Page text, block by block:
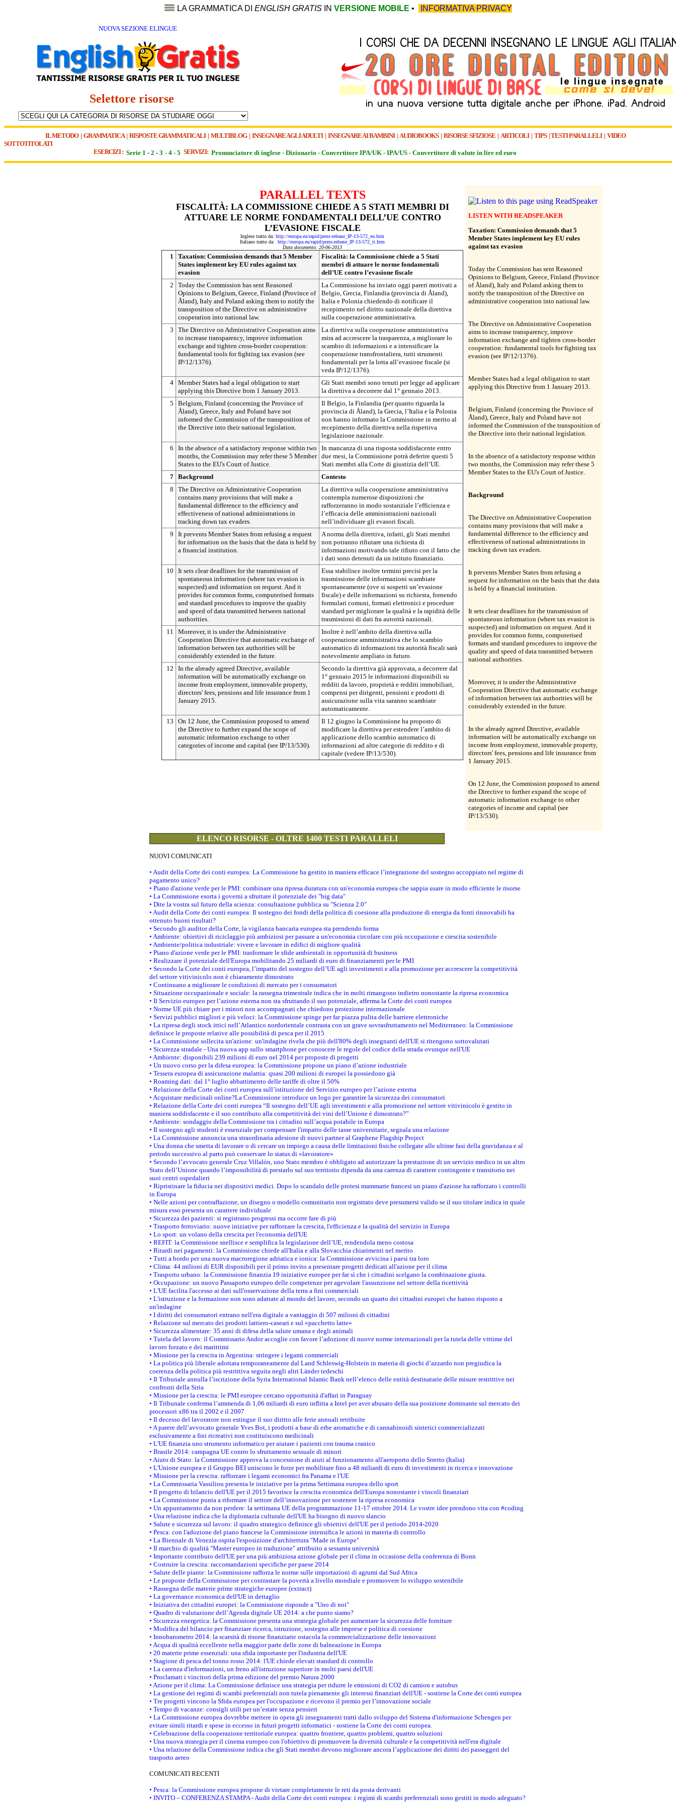
LA GRAMMATICA DI ENGLISH GRATIS IN VERSIONE MOBILE • INFORMATIVA PRIVACY
NUOVA SEZIONE ELINGUE
Selettore risorse
IL METODO| GRAMMATICA| RISPOSTE GRAMMATICALI| MULTIBLOG| INSEGNARE AGLI ADULTI | INSEGNARE AI BAMBINI| AUDIOBOOKS| RISORSE SFIZIOSE | ARTICOLI| TIPS|TESTI PARALLELI| VIDEO
SOTTOTITOLATI
ESERCIZI : Serie 1 - 2 - 3 - 4 - 5 SERVIZI: Pronunciatore di inglese - Dizionario - Convertitore IPA/UK - IPA/US - Convertitore di valute in lire ed euro
PARALLEL TEXTS
FISCALITÀ: LA COMMISSIONE CHIEDE A 5 STATI MEMBRI DI
ATTUARE LE NORME FONDAMENTALI DELL’UE CONTRO
L’EVASIONE FISCALE
Inglese tratto da: http://europa.eu/rapid/press-release_IP-13-572_en.htm
Italiano tratto da: http://europa.eu/rapid/press-release_IP-13-572_it.htm
Data documento: 20-06-2013
1
Taxation: Commission demands that 5 Member
States implement key EU rules against tax
evasion
Fiscalità: la Commissione chiede a 5 Stati
membri di attuare le norme fondamentali
dell’UE contro l’evasione fiscale
2
Today the Commission has sent Reasoned
Opinions to Belgium, Greece, Finland (Province of
Åland), Italy and Poland asking them to notify the
transposition of the Directive on administrative
cooperation into national law.
La Commissione ha inviato oggi pareri motivati a
Belgio, Grecia, Finlandia (provincia di Åland),
Italia e Polonia chiedendo di notificare il
recepimento nel diritto nazionale della direttiva
sulla cooperazione amministrativa.
3
The Directive on Administrative Cooperation aims
to increase transparency, improve information
exchange and tighten cross-border cooperation:
fundamental tools for fighting tax evasion (see
IP/12/1376).
La direttiva sulla cooperazione amministrativa
mira ad accrescere la trasparenza, a migliorare lo
scambio di informazioni e a intensificare la
cooperazione transfrontaliera, tutti strumenti
fondamentali per la lotta all’evasione fiscale (si
veda IP/12/1376).
4 Member States had a legal obligation to start
applying this Directive from 1 January 2013.
Gli Stati membri sono tenuti per legge ad applicare
la direttiva a decorrere dal 1° gennaio 2013.
5
Belgium, Finland (concerning the Province of
Åland), Greece, Italy and Poland have not
informed the Commission of the transposition of
the Directive into their national legislation.
Il Belgio, la Finlandia (per quanto riguarda la
provincia di Åland), la Grecia, l’Italia e la Polonia
non hanno informato la Commissione in merito al
recepimento della direttiva nella rispettiva
legislazione nazionale.
6
In the absence of a satisfactory response within two
months, the Commission may refer these 5 Member
States to the EU's Court of Justice.
In mancanza di una risposta soddisfacente entro
due mesi, la Commissione potrà deferire questi 5
Stati membri alla Corte di giustizia dell’UE.
7 Background
Contesto
8
The Directive on Administrative Cooperation
contains many provisions that will make a
fundamental difference to the efficiency and
effectiveness of national administrations in
tracking down tax evaders.
La direttiva sulla cooperazione amministrativa
contempla numerose disposizioni che
rafforzeranno in modo sostanziale l’efficienza e
l’efficacia delle amministrazioni nazionali
nell’individuare gli evasori fiscali.
9
It prevents Member States from refusing a request
for information on the basis that the data is held by
a financial institution.
A norma della direttiva, infatti, gli Stati membri
non potranno rifiutare una richiesta di
informazioni motivando tale rifiuto con il fatto che
i dati sono detenuti da un istituto finanziario.
10
It sets clear deadlines for the transmission of
spontaneous information (where tax evasion is
suspected) and information on request. And it
provides for common forms, computerised formats
and standard procedures to improve the quality
and speed of data transmitted between national
authorities.
Essa stabilisce inoltre termini precisi per la
trasmissione delle informazioni scambiate
spontaneamente (ove si sospetti un’evasione
fiscale) e delle informazioni su richiesta, fornendo
formulari comuni, formati elettronici e procedure
standard per migliorare la qualità e la rapidità delle
trasmissioni di dati fra autorità nazionali.
11
Moreover, it is under the Administrative
Cooperation Directive that automatic exchange of
information between tax authorities will be
considerably extended in the future.
Inoltre è nell’ambito della direttiva sulla
cooperazione amministrativa che lo scambio
automatico di informazioni tra autorità fiscali sarà
notevolmente ampliato in futuro.
12
In the already agreed Directive, available
information will be automatically exchange on
income from employment, immovable property,
directors' fees, pensions and life insurance from 1
January 2015.
Secondo la direttiva già approvata, a decorrere dal
1° gennaio 2015 le informazioni disponibili su
redditi da lavoro, proprietà e redditi immobiliari,
compensi per dirigenti, pensioni e prodotti di
assicurazione sulla vita saranno scambiate
automaticamente.
13
On 12 June, the Commission proposed to amend
the Directive to further expand the scope of
automatic information exchange to other
categories of income and capital (see IP/13/530).
Il 12 giugno la Commissione ha proposto di
modificare la direttiva per estendere l’ambito di
applicazione dello scambio automatico di
informazioni ad altre categorie di reddito e di
capitale (vedere IP/13/530).
LISTEN WITH READSPEAKER
Taxation: Commission demands that 5
Member States implement key EU rules
against tax evasion
Today the Commission has sent Reasoned
Opinions to Belgium, Greece, Finland (Province
of Åland), Italy and Poland asking them to
notify the transposition of the Directive on
administrative cooperation into national law.
The Directive on Administrative Cooperation
aims to increase transparency, improve
information exchange and tighten cross-border
cooperation: fundamental tools for fighting tax
evasion (see IP/12/1376).
Member States had a legal obligation to start
applying this Directive from 1 January 2013.
Belgium, Finland (concerning the Province of
Åland), Greece, Italy and Poland have not
informed the Commission of the transposition of
the Directive into their national legislation.
In the absence of a satisfactory response within
two months, the Commission may refer these 5
Member States to the EU's Court of Justice.
Background
The Directive on Administrative Cooperation
contains many provisions that will make a
fundamental difference to the efficiency and
effectiveness of national administrations in
tracking down tax evaders.
It prevents Member States from refusing a
request for information on the basis that the data
is held by a financial institution.
It sets clear deadlines for the transmission of
spontaneous information (where tax evasion is
suspected) and information on request. And it
provides for common forms, computerised
formats and standard procedures to improve the
quality and speed of data transmitted between
national authorities.
Moreover, it is under the Administrative
Cooperation Directive that automatic exchange
of information between tax authorities will be
considerably extended in the future.
In the already agreed Directive, available
information will be automatically exchange on
income from employment, immovable property,
directors' fees, pensions and life insurance from
1 January 2015.
On 12 June, the Commission proposed to amend
the Directive to further expand the scope of
automatic information exchange to other
categories of income and capital (see
IP/13/530).
ELENCO RISORSE - OLTRE 1400 TESTI PARALLELI
NUOVI COMUNICATI
• Audit della Corte dei conti europea: La Commissione ha gestito in maniera efficace l’integrazione del sostegno accoppiato nel regime di
pagamento unico?
• Piano d'azione verde per le PMI: combinare una ripresa duratura con un'economia europea che sappia usare in modo efficiente le risorse
• La Commissione esorta i governi a sfruttare il potenziale dei "big data"
• Dite la vostra sul futuro della scienza: consultazione pubblica su "Scienza 2.0"
• Audit della Corte dei conti europea: Il sostegno dei fondi della politica di coesione alla produzione di energia da fonti rinnovabili ha
ottenuto buoni risultati?
• Secondo gli auditor della Corte, la vigilanza bancaria europea sta prendendo forma
• Ambiente: obiettivi di riciclaggio più ambiziosi per passare a un'economia circolare con più occupazione e crescita sostenibile
• Ambiente/politica industriale: vivere e lavorare in edifici di migliore qualità
• Piano d'azione verde per le PMI: trasformare le sfide ambientali in opportunità di business
• Realizzare il potenziale dell'Europa mobilitando 25 miliardi di euro di finanziamenti per le PMI
• Secondo la Corte dei conti europea, l’impatto del sostegno dell’UE agli investimenti e alla promozione per accrescere la competitività
del settore vitivinicolo non è chiaramente dimostrato
• Continuano a migliorare le condizioni di mercato per i consumatori
• Situazione occupazionale e sociale: la rassegna trimestrale indica che in molti rimangono indietro nonostante la ripresa economica
• Il Servizio europeo per l’azione esterna non sta sfruttando il suo potenziale, afferma la Corte dei conti europea
• Norme UE più chiare per i minori non accompagnati che chiedono protezione internazionale
• Servizi pubblici migliori e più veloci: la Commissione spinge per far piazza pulita delle barriere elettroniche
• La ripresa degli stock ittici nell’Atlantico nordorientale contrasta con un grave sovrasfruttamento nel Mediterraneo: la Commissione
definisce le proposte relative alle possibilità di pesca per il 2015
• La Commissione sollecita un'azione: un'indagine rivela che più dell'80% degli insegnanti dell'UE si ritengono sottovalutati
• Sicurezza stradale - Una nuova app sullo smartphone per conoscere le regole del codice della strada ovunque nell'UE
• Ambiente: disponibili 239 milioni di euro nel 2014 per proposte di progetti
• Un nuovo corso per la difesa europea: la Commissione propone un piano d’azione industriale
• Tessera europea di assicurazione malattia: quasi 200 milioni di europei la possiedono già
• Roaming dati: dal 1° luglio abbattimento delle tariffe di oltre il 50%
• Relazione della Corte dei conti europea sull’istituzione del Servizio europeo per l’azione esterna
• Acquistare medicinali online?La Commissione introduce un logo per garantire la sicurezza dei consumatori
• Relazione della Corte dei conti europea “Il sostegno dell’UE agli investimenti e alla promozione nel settore vitivinicolo è gestito in
maniera soddisfacente e il suo contributo alla competitività dei vini dell’Unione è dimostrato?”
• Ambiente: sondaggio della Commissione tra i cittadini sull’acqua potabile in Europa
• Il sostegno agli studenti è essenziale per compensare l'impatto delle tasse universitarie, segnala una relazione
• La Commissione annuncia una straordinaria adesione di nuovi partner al Graphene Flagship Project
• Una donna che smetta di lavorare o di cercare un impiego a causa delle limitazioni fisiche collegate alle ultime fasi della gravidanza e al
periodo successivo al parto può conservare lo status di «lavoratore»
• Secondo l’avvocato generale Cruz Villalón, uno Stato membro è obbligato ad autorizzare la prestazione di un servizio medico in un altro
Stato dell’Unione quando l’impossibilità di prestarlo sul suo territorio dipenda da una carenza di carattere contingente e transitorio nei
suoi centri ospedalieri
• Ripristinare la fiducia nei dispositivi medici. Dopo lo scandalo delle protesi mammarie francesi un piano d'azione ha rafforzato i controlli
in Europa
• Nelle azioni per contraffazione, un disegno o modello comunitario non registrato deve presumersi valido se il suo titolare indica in quale
misura esso presenta un carattere individuale
• Sicurezza dei pazienti: si registrano progressi ma occorre fare di più
• Trasporto ferroviario: nuove iniziative per rafforzare la crescita, l'efficienza e la qualità del servizio in Europa
• Lo sport: un volano della crescita per l'economia dell'UE
• REFIT: la Commissione snellisce e semplifica la legislazione dell’UE, rendendola meno costosa
• Ritardi nei pagamenti: la Commissione chiede all'Italia e alla Slovacchia chiarimenti nel merito
• Tutti a bordo per una nuova macroregione adriatica e ionica: la Commissione avvicina i paesi tra loro
• Clima: 44 milioni di EUR disponibili per il primo invito a presentare progetti dedicati all'azione per il clima
• Trasporto urbano: la Commissione finanzia 19 iniziative europee per far sì che i cittadini scelgano la combinazione giusta.
• Occupazione: un nuovo Passaporto europeo delle competenze per agevolare l'assunzione nel settore della ricettività
• L'UE facilita l'accesso ai dati sull'osservazione della terra a fini commerciali
• L'istruzione e la formazione non sono adattate al mondo del lavoro, secondo un quarto dei cittadini europei che hanno risposto a
un'indagine
• I diritti dei consumatori entrano nell'era digitale a vantaggio di 507 milioni di cittadini
• Relazione sul mercato dei prodotti lattiero-caseari e sul «pacchetto latte»
• Sicurezza alimentare: 35 anni di difesa della salute umana e degli animali
• Tutela del lavoro: il Commissario Andor accoglie con favore l’adozione di nuove norme internazionali per la tutela delle vittime del
lavoro forzato e dei marittimi
• Missione per la crescita in Argentina: stringere i legami commerciali
• La politica più liberale adottata temporaneamente dal Land Schleswig-Holstein in materia di giochi d’azzardo non pregiudica la
coerenza della politica più restrittiva seguita negli altri Länder tedeschi
• Il Tribunale annulla l’iscrizione della Syria International Islamic Bank nell’elenco delle entità destinatarie delle misure restrittive nei
confronti della Siria
• Missione per la crescita: le PMI europee cercano opportunità d'affari in Paraguay
• Il Tribunale conferma l’ammenda di 1,06 miliardi di euro inflitta a Intel per aver abusato della sua posizione dominante sul mercato dei
processori x86 tra il 2002 e il 2007
• Il decesso del lavoratore non estingue il suo diritto alle ferie annuali retribuite
• A parere dell’avvocato generale Yves Bot, i prodotti a base di erbe aromatiche e di cannabinoidi sintetici commercializzati
esclusivamente a fini ricreativi non costituiscono medicinali
• L'UE finanzia uno strumento informatico per aiutare i pazienti con trauma cranico
• Brasile 2014: campagna UE contro lo sfruttamento sessuale di minori
• Aiuto di Stato: la Commissione approva la concessione di aiuti al funzionamento all'aeroporto dello Stretto (Italia)
• L'Unione europea e il Gruppo BEI uniscono le forze per mobilitare fino a 48 miliardi di euro di investimenti in ricerca e innovazione
• Missione per la crescita: rafforzare i legami economici fra Panama e l'UE
• La Commissaria Vassiliou presenta le iniziative per la prima Settimana europea dello sport
• Il progetto di bilancio dell'UE per il 2015 favorisce la crescita economica dell'Europa nonostante i vincoli finanziari
• La Commissione punta a riformare il settore dell’innovazione per sostenere la ripresa economica
• Un appuntamento da non perdere: la settimana UE della programmazione 11-17 ottobre 2014. Le vostre idee prendono vita con #coding
• Una relazione indica che la diplomazia culturale dell'UE ha bisogno di nuovo slancio
• Salute e sicurezza sul lavoro: il quadro strategico definisce gli obiettivi dell'UE per il periodo 2014-2020
• Pesca: con l'adozione del piano francese la Commissione intensifica le azioni in materia di controllo
• La Biennale di Venezia ospita l'esposizione d'architettura "Made in Europe"
• Il marchio di qualità "Master europeo in traduzione" attribuito a sessanta università
• Importante contributo dell'UE per una più ambiziosa azione globale per il clima in occasione della conferenza di Bonn
• Costruire la crescita: raccomandazioni specifiche per paese 2014
• Salute delle piante: la Commissione rafforza le norme sulle importazioni di agrumi dal Sud Africa
• Le proposte della Commissione per contrastare la povertà a livello mondiale e promuovere lo sviluppo sostenibile
• Rassegna delle materie prime strategiche europee (extract)
• La governance economica dell'UE in dettaglio
• Iniziativa dei cittadini europei: la Commissione risponde a "Uno di noi"
• Quadro di valutazione dell’Agenda digitale UE 2014: a che punto siamo?
• Sicurezza energetica: la Commissione presenta una strategia globale per aumentare la sicurezza delle forniture
• Modifica del bilancio per finanziare ricerca, istruzione, sostegno alle imprese e politica di coesione
• Innobarometro 2014: la scarsità di risorse finanziarie ostacola la commercializzazione delle innovazioni
• Acqua di qualità eccellente nella maggior parte delle zone di balneazione in Europa
• 20 materie prime essenziali: una sfida importante per l'industria dell'UE
• Stagione di pesca del tonno rosso 2014: l'UE chiede elevati standard di controllo
• La carenza d'informazioni, un freno all'istruzione superiore in molti paesi dell'UE
• Proclamati i vincitori della prima edizione del premio Natura 2000
• Azione per il clima: La Commissione definisce una strategia per ridurre le emissioni di CO2 di camion e autobus
• La gestione dei regimi di scambi preferenziali non tutela pienamente gli interessi finanziari dell'UE - sostiene la Corte dei conti europea
• Tre progetti vincono la Sfida europea per l'occupazione e ricevono il premio per l’innovazione sociale
• Tempo di vacanze: consigli utili per un’estate senza pensieri
• La Commissione europea dovrebbe mettere in opera gli insegnamenti tratti dallo sviluppo del Sistema d'informazione Schengen per
evitare simili ritardi e spese in eccesso in futuri progetti informatici - sostiene la Corte dei conti europea.
• Celebrazione della cooperazione territoriale europea: quattro frontiere, quattro problemi, quattro soluzioni
• Una nuova strategia per il cinema europeo con l'obiettivo di promuovere la diversità culturale e la competitività nell'era digitale
• Una relazione della Commissione indica che gli Stati membri devono migliorare ancora l’applicazione dei diritti dei passeggeri del
trasporto aereo
COMUNICATI RECENTI
• Pesca: la Commissione europea propone di vietare completamente le reti da posta derivanti
• INVITO – CONFERENZA STAMPA - Audit della Corte dei conti europea: i regimi di scambi preferenziali sono gestiti in modo adeguato?